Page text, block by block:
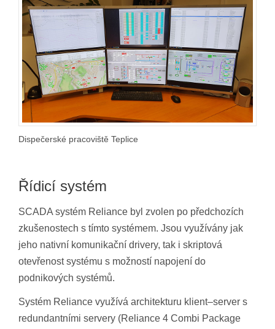
Dispečerské pracoviště Teplice
Řídicí systém
SCADA systém Reliance byl zvolen po předchozích
zkušenostech s tímto systémem. Jsou využívány jak
jeho nativní komunikační drivery, tak i skriptová
otevřenost systému s možností napojení do
podnikových systémů.
Systém Reliance využívá architekturu klient–server s
redundantními servery (Reliance 4 Combi Package